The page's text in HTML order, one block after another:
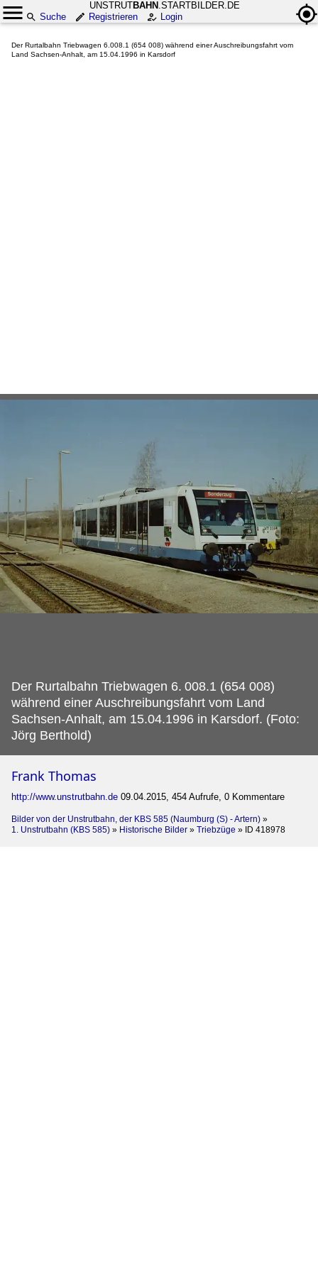
UNSTRUTBAHN .STARTBILDER.DE
Suche
Registrieren Login
Der Rurtalbahn Triebwagen 6.008.1 (654 008) während einer Auschreibungsfahrt vom
Land Sachsen-Anhalt, am 15.04.1996 in Karsdorf
Der Rurtalbahn Triebwagen 6. 008.1 (654 008)
während einer Auschreibungsfahrt vom Land
Sachsen-Anhalt, am 15.04.1996 in Karsdorf. (Foto:
Jörg Berthold)
Frank Thomas
http://www.unstrutbahn.de 09.04.2015, 454 Aufrufe, 0 Kommentare
Bilder von der Unstrutbahn, der KBS 585 (Naumburg (S) - Artern) »
1. Unstrutbahn (KBS 585) » Historische Bilder » Triebzüge » ID 418978